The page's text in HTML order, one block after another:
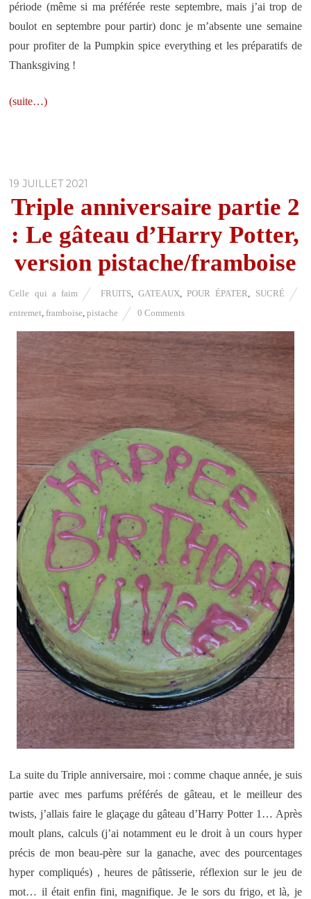
période (même si ma préférée reste septembre, mais j’ai trop de
boulot en septembre pour partir) donc je m’absente une semaine
pour profiter de la Pumpkin spice everything et les préparatifs de
Thanksgiving !
(suite…)
19 JUILLET 2021
Triple anniversaire partie 2
: Le gâteau d’Harry Potter,
version pistache/framboise
Celle qui a faim FRUITS, GATEAUX,POUR ÉPATER, SUCRÉ
entremet, framboise,pistache 0 Comments
La suite du Triple anniversaire, moi : comme chaque année, je suis
partie avec mes parfums préférés de gâteau, et le meilleur des
twists, j’allais faire le glaçage du gâteau d’Harry Potter 1… Après
moult plans, calculs (j’ai notamment eu le droit à un cours hyper
précis de mon beau-père sur la ganache, avec des pourcentages
hyper compliqués) , heures de pâtisserie, réflexion sur le jeu de
mot… il était enfin fini, magnifique. Je le sors du frigo, et là, je